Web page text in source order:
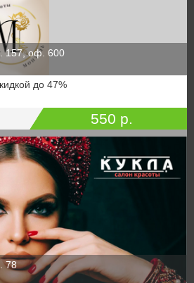
157, оф. 600
до 47%
550 р.
78